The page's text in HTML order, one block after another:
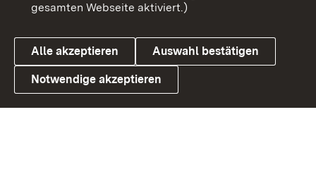
Link zum Landesportal
Datenschutz
Cookies
gesamten Webseite aktiviert.)
Alle akzeptieren Auswahl bestätigen
Notwendige akzeptieren